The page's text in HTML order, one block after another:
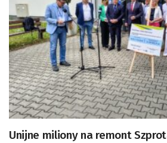
Unijne miliony na remont